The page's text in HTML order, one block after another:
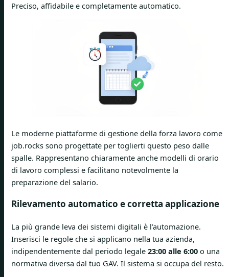
Preciso, affidabile e completamente automatico.
Le moderne piattaforme di gestione della forza lavoro come
job.rocks sono progettate per toglierti questo peso dalle
spalle. Rappresentano chiaramente anche modelli di orario
di lavoro complessi e facilitano notevolmente la
preparazione del salario.
Rilevamento automatico e corretta applicazione
La più grande leva dei sistemi digitali è l’automazione.
Inserisci le regole che si applicano nella tua azienda,
indipendentemente dal periodo legale 23:00 alle 6:00 o una
normativa diversa dal tuo GAV. Il sistema si occupa del resto.